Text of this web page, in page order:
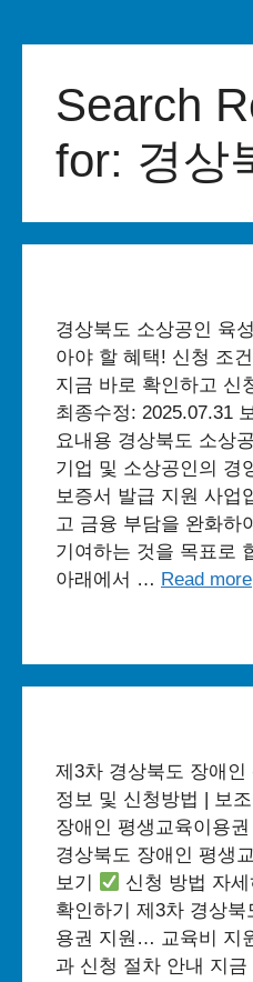
contentSearch
for: 경상
경상북도 소상공인 육
아야 할 혜택! 신청 조
지금 바로 확인하고 신
최종수정: 2025.07.31
요내용 경상북도 소상
기업 및 소상공인의 경
보증서 발급 지원 사업
고 금융 부담을 완화하
기여하는 것을 목표로
아래에서 … Read more
제3차 경상북도 장애
정보 및 신청방법 | 보
장애인 평생교육이용
경상북도 장애인 평생
보기
신청 방법 자세
확인하기 제3차 경상북
용권 지원… 교육비 지
과 신청 절차 안내 지